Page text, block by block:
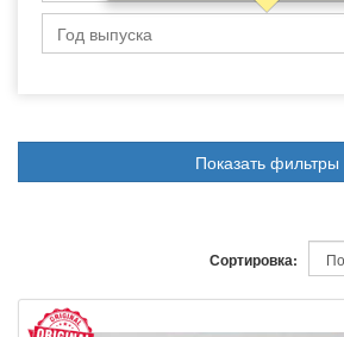
Показать фильтры
Сортировка: